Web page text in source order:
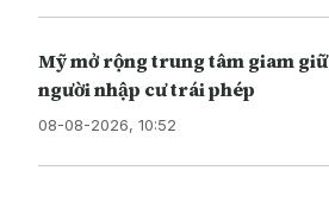
Mỹ mở rộng trung tâm giam giữ
người nhập cư trái phép
08-08-2026, 10:52